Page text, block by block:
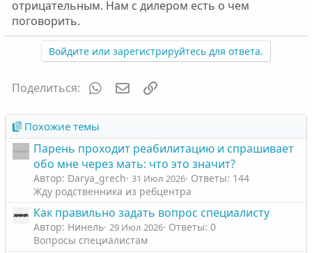
отрицательным. Нам с дилером есть о чем
поговорить.
Войдите или зарегистрируйтесь для ответа.
Поделиться: WhatsAppЭлектронная почта
Похожие темы
Парень проходит реабилитацию и спрашивает
обо мне через мать: что это значит?
Автор: Darya_grech 31 Июл 2026 Ответы: 144
Жду родственника из ребцентра
Как правильно задать вопрос специалисту
Автор: Нинель 29 Июл 2026 Ответы: 0
Вопросы специалистам